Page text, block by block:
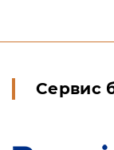
Сервис